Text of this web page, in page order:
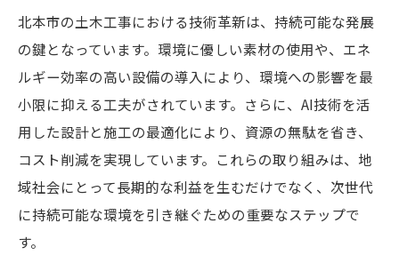
北本市の土木工事における技術革新は、持続可能な発展
の鍵となっています。環境に優しい素材の使用や、エネ
ルギー効率の高い設備の導入により、環境への影響を最
小限に抑える工夫がされています。さらに、AI技術を活
用した設計と施工の最適化により、資源の無駄を省き、
コスト削減を実現しています。これらの取り組みは、地
域社会にとって長期的な利益を生むだけでなく、次世代
に持続可能な環境を引き継ぐための重要なステップで
す。